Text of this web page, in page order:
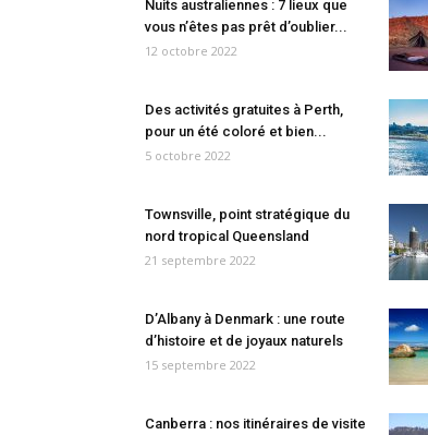
Nuits australiennes : 7 lieux que
vous n’êtes pas prêt d’oublier...
12 octobre 2022
Des activités gratuites à Perth,
pour un été coloré et bien...
5 octobre 2022
Townsville, point stratégique du
nord tropical Queensland
21 septembre 2022
D’Albany à Denmark : une route
d’histoire et de joyaux naturels
15 septembre 2022
Canberra : nos itinéraires de visite